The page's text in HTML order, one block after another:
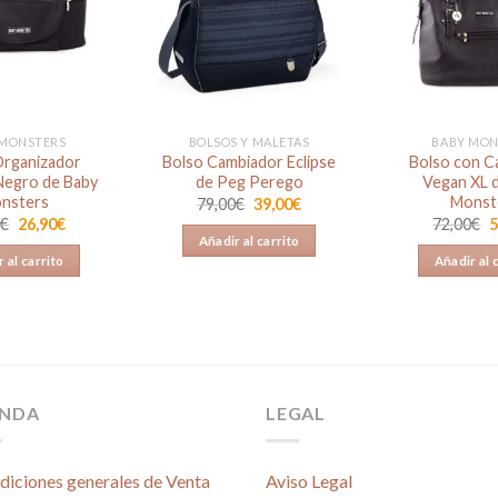
Añadir
a la
lista de
deseos
de Baby
€ El
precio
original
era:
26,90€El
al carrito
Añadir
a la
lista de
deseos
BOLSOS Y MALETAS
Bolso Cambiador Eclipse
de Peg Perego
79,00€ El
precio
original
era:
39,00€El
Añadir al carrito
BABY
Bolso con
Vegan XL
72,00€
Añadir al
generales de Venta
LEGAL
Aviso Legal